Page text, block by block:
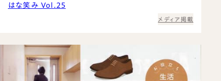
はな笑み Vol.25
メディア掲載